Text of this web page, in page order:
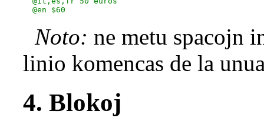
Noto: ne metu spacojn
linio komencas de la
4. Blokoj